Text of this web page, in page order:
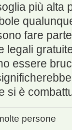
più alta
fare
legali
essere
si è
persone